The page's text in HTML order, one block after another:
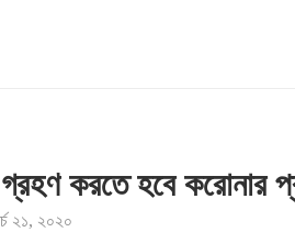
গ্রহণ করতে হবে করোনার
২১, ২০২০